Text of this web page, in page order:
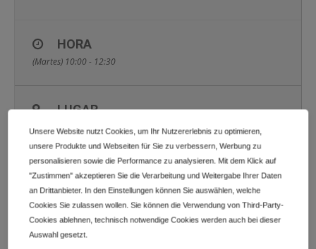
HORA
(Martes) 10:00 - 12:30
LUGAR
Canaco Ciudad de México
no. 42 Avenida Paseo de la Reforma, Ciudad de México, CMX
06040, Mexico
INFORMACIÓN ADICIONAL
Unsere Website nutzt Cookies, um Ihr Nutzererlebnis zu optimieren,
unsere Produkte und Webseiten für Sie zu verbessern, Werbung zu
personalisieren sowie die Performance zu analysieren. Mit dem Klick auf
"Zustimmen" akzeptieren Sie die Verarbeitung und Weitergabe Ihrer Daten
an Drittanbieter. In den Einstellungen können Sie auswählen, welche
Cookies Sie zulassen wollen. Sie können die Verwendung von Third-Party-
Cookies ablehnen, technisch notwendige Cookies werden auch bei dieser
Auswahl gesetzt.